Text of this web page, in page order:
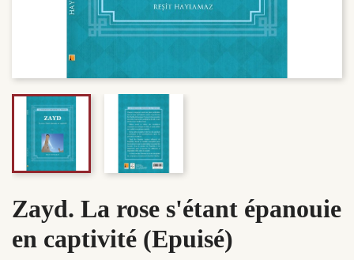
Zayd. La rose s'étant épanouie
en captivité (Epuisé)